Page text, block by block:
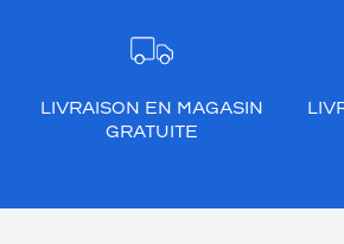
LIVRAISON EN MAGASIN
GRATUITE